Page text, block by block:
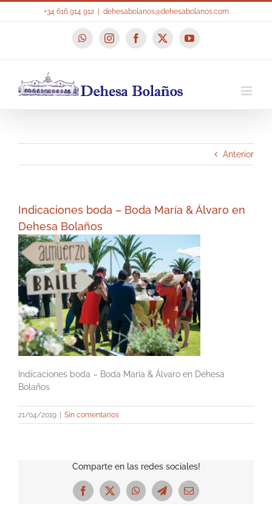
+34 616 914 912 dehesabolanos@dehesabolanos.com
WhatsAppInstagramFacebook
X YouTube
Anterior
Indicaciones boda – Boda María & Álvaro en
Dehesa Bolaños
Indicaciones boda – Boda María & Álvaro en Dehesa
Bolaños
21/04/2019 Sin comentarios
Comparte en las redes sociales!
Facebook
X WhatsAppTelegramCorreo